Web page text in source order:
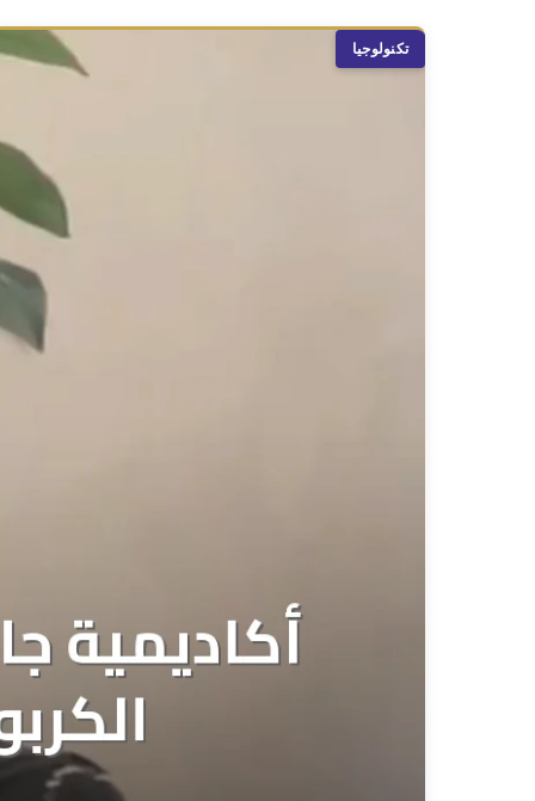
تكنولوجيا